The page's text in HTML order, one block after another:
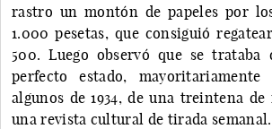
rastro un montón de papeles por
1.000 pesetas, que consiguió
500. Luego observó que se trataba
perfecto estado,
algunos de 1934, de una treintena de
una revista cultural de tirada semanal.